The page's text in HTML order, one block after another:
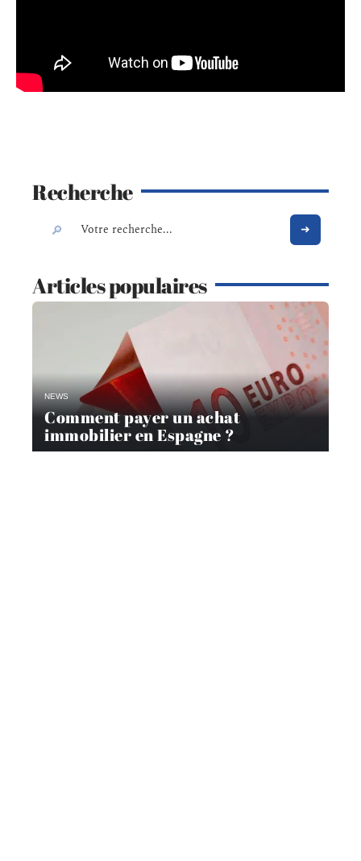
Recherche
Articles populaires
NEWS
Comment payer un achat
immobilier en Espagne ?